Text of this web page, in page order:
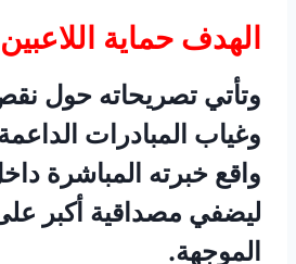
الهدف حماية اللاعبين
وتأتي تصريحاته حول
وغياب المبادرات
واقع خبرته المباشرة
ليضفي مصداقية أكبر على
الموجهة.